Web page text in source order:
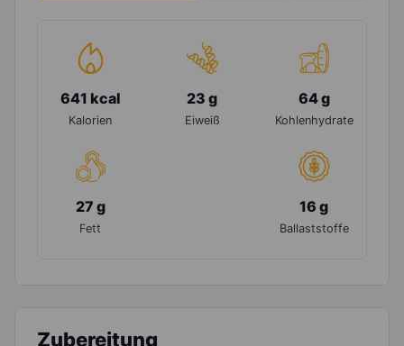
641 kcal
Kalorien
23 g
Eiweiß
64 g
Kohlenhydrate
27 g
Fett
16 g
Ballaststoffe
Zubereitung